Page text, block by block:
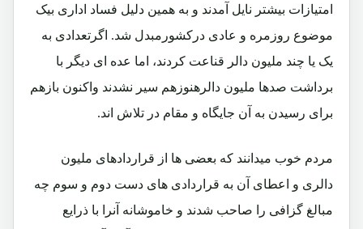
امتیازات بیشتر نایل آمدند و به همین دلیل فساد اداری بیک
موضوع روزمره و عادی درکشورمبدل شد. اگرتعدادی به
یک یا چند ملیون دالر قناعت کردند، اما عده ای دیگر با
برداشت صدها ملیون دالرهنوزهم سیر نشدند واکنون بازهم
برای رسیدن به آن جایگاه و مقام در تلاش اند.
مردم خوب میدانند که بعضی ها از قراردادهای ملیون
دالری و اعطای آن به قراردادی های دست دوم و سوم چه
مبالغ گزافی را صاحب شدند و خاموشانه آنرا با ذرایع